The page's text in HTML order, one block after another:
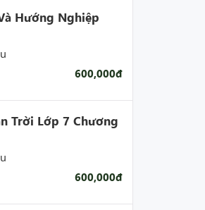
Hướng Nghiệp
600,000đ
Trời Lớp 7 Chương
600,000đ